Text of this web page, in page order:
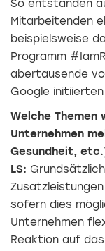
So entstanden
Mitarbeitenden
beispielsweise
Programm
abertausende
Google
Welche Themen
Unternehmen
Gesundheit,
LS:
sofern dies
Unternehmen
Reaktion auf